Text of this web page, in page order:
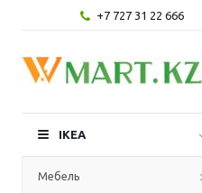
+7 727 31 22 666
IKEA
Мебель